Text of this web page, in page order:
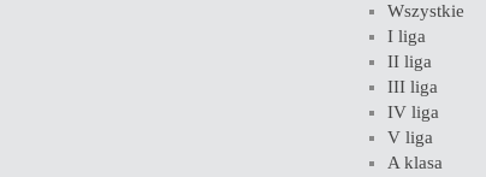
Wszystkie
I liga
II liga
III liga
IV liga
V liga
A klasa